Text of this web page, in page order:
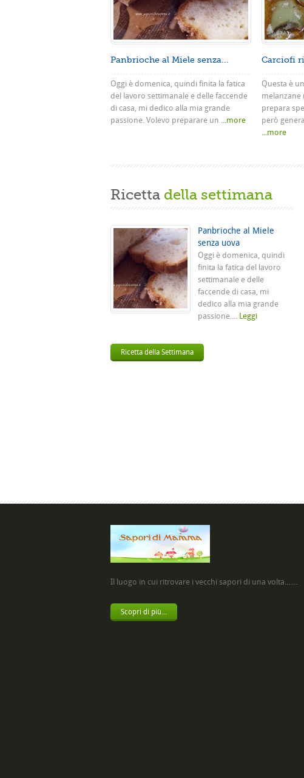
Panbrioche al Miele senza...
Oggi è domenica, quindi finita la fatica
del lavoro settimanale e delle faccende
di casa, mi dedico alla mia grande
passione. Volevo preparare un ...more
Carciofi
Questa è
melanzane
prepara
però
...more
Ricetta della settimana
Panbrioche al Miele
senza uova
Oggi è domenica, quindi
finita la fatica del lavoro
settimanale e delle
faccende di casa, mi
dedico alla mia grande
passione.... Leggi
Ricetta della Settimana
Il luogo in cui ritrovare i vecchi sapori di una volta.......
Scopri di più...